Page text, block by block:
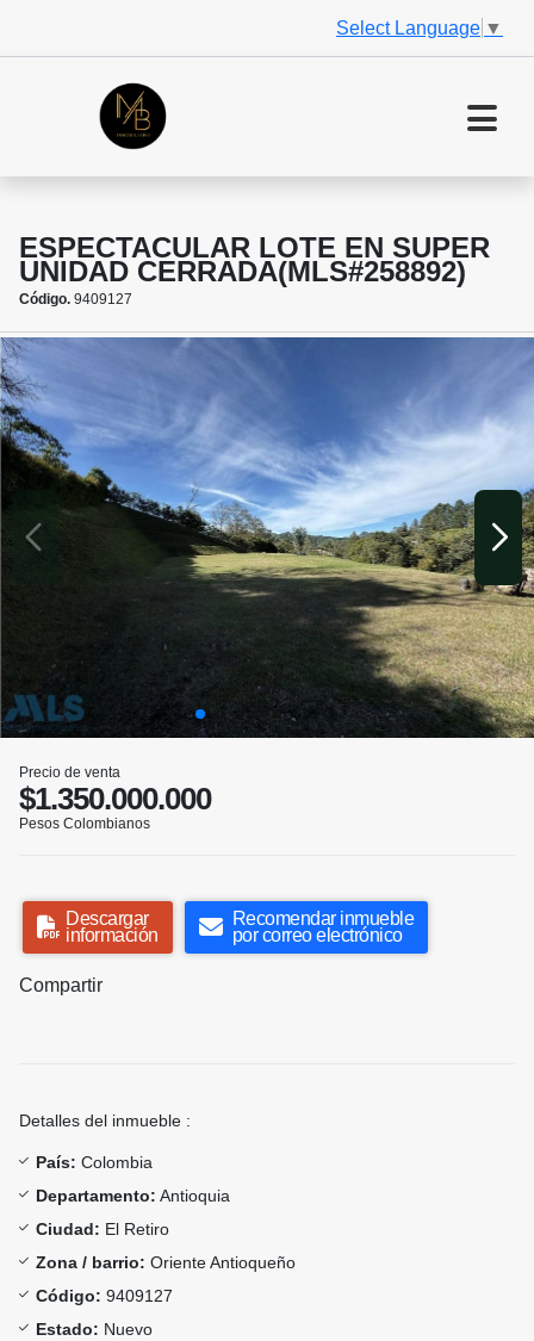
Select Language ▼
ESPECTACULAR LOTE EN SUPER
UNIDAD CERRADA(MLS#258892)
Código. 9409127
Precio de venta
$1.350.000.000
Pesos Colombianos
Descargar
información
Recomendar inmueble
por correo electrónico
Compartir
Detalles del inmueble :
País: Colombia
Departamento: Antioquia
Ciudad: El Retiro
Zona / barrio: Oriente Antioqueño
Código: 9409127
Estado: Nuevo